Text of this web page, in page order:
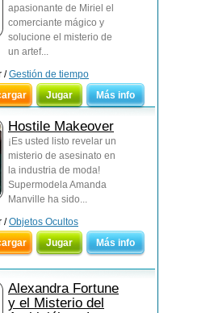
apasionante de Miriel el
comerciante mágico y
solucione el misterio de
un artef...
/Gestión de tiempo
Jugar Más info
Hostile Makeover
¡Es usted listo revelar un
misterio de asesinato en
la industria de moda!
Supermodela Amanda
Manville ha sido...
/Objetos Ocultos
Jugar Más info
Alexandra Fortune
y el Misterio del